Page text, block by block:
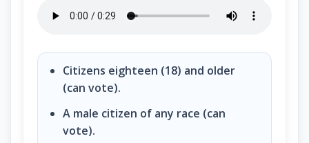
Amendments to the Constitution about who can
Citizens eighteen (18) and older
(can vote).
A male citizen of any race (can
vote).